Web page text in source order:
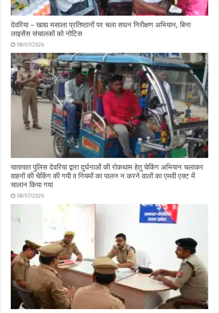
देवरिया – खाद्य मसाला प्रतिष्ठानों पर चला सघन निरीक्षण अभियान, बिना
लाइसेंस संचालकों को नोटिस
08/07/2026
यातायात पुलिस देवरिया द्वारा दुर्घनाओं की रोकथाम हेतु चेकिंग अभियान चलाकर
वाहनों की चेकिंग की गयी व नियमों का पालन न करने वालों का एमवी एक्ट में
चालान किया गया
08/07/2026